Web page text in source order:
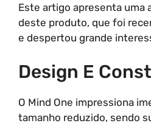
Este artigo apresenta uma
deste produto, que foi
e despertou grande
Design E
O Mind One impressiona
tamanho reduzido, sendo